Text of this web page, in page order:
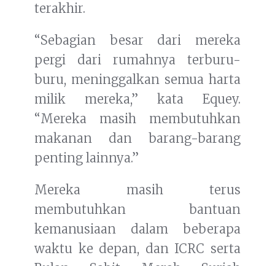
terakhir.
“Sebagian besar dari mereka
pergi dari rumahnya terburu-
buru, meninggalkan semua harta
milik mereka,” kata Equey.
“Mereka masih membutuhkan
makanan dan barang-barang
penting lainnya.”
Mereka masih terus
membutuhkan bantuan
kemanusiaan dalam beberapa
waktu ke depan, dan ICRC serta